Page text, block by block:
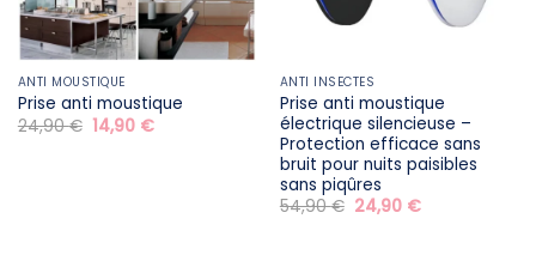
ANTI MOUSTIQUE
Prise anti moustique​
24,90€ Le
prix
14,90 €Le
ANTI INSECTES
Prise anti moustique
électrique silencieuse –
Protection efficace sans
bruit pour nuits paisibles
sans piqûres
54,90€ Le
prix
24,90 €Le